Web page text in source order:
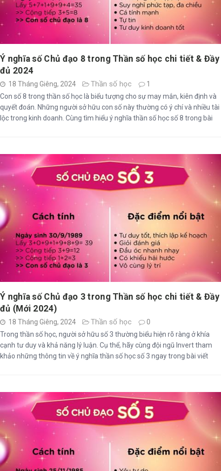
Ý nghĩa số Chủ đạo 8 trong Thần số học chi tiết & Đầy
đủ 2024
18 Tháng Giêng, 2024 Thần số học
1
Con số 8 trong thần số học là biểu tượng cho sự may mắn, kiên định và
quyết đoán. Những người sở hữu con số này thường có ý chí và nhiều tài
lộc trong kinh doanh. Cùng tìm hiểu ý nghĩa thần số học số 8 trong bài
Ý nghĩa số Chủ đạo 3 trong Thần số học chi tiết & Đầy
đủ (Mới 2024)
18 Tháng Giêng, 2024 Thần số học
0
Trong thần số học, người sở hữu số 3 thường biểu hiện rõ ràng ở khía
cạnh tư duy và khả năng lý luận. Cụ thể, hãy cùng đội ngũ Invert tham
khảo những thông tin về ý nghĩa thần số học số 3 ngay trong bài viết